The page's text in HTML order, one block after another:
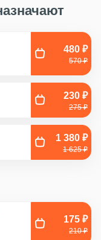
480 ₽
570 ₽
230 ₽
275 ₽
1 380 ₽
1 625 ₽
175 ₽
210 ₽